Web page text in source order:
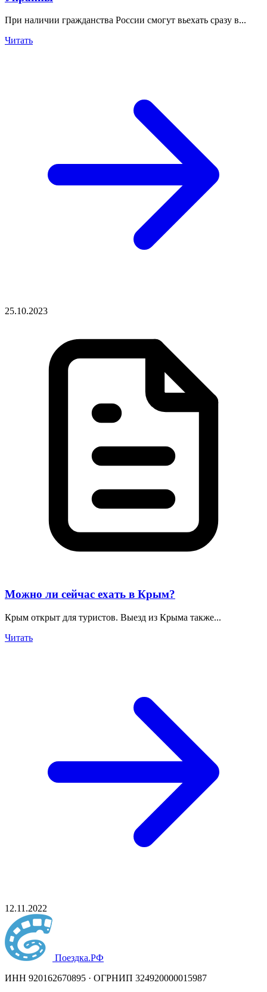
При наличии гражданства России смогут вьехать сразу в...
Читать
25.10.2023
Можно ли сейчас ехать в Крым?
Крым открыт для туристов. Выезд из Крыма также...
Читать
12.11.2022
Поездка.РФ
ИНН 920162670895 · ОГРНИП 324920000015987